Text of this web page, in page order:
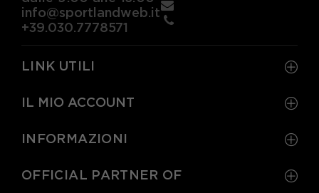
info@sportlandweb.it
+39.030.7778571
LINK UTILI
IL MIO ACCOUNT
INFORMAZIONI
OFFICIAL PARTNER OF